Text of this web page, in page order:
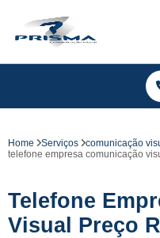
Home Serviços comunicação
telefone empresa comunicação
Telefone
Visual Preço